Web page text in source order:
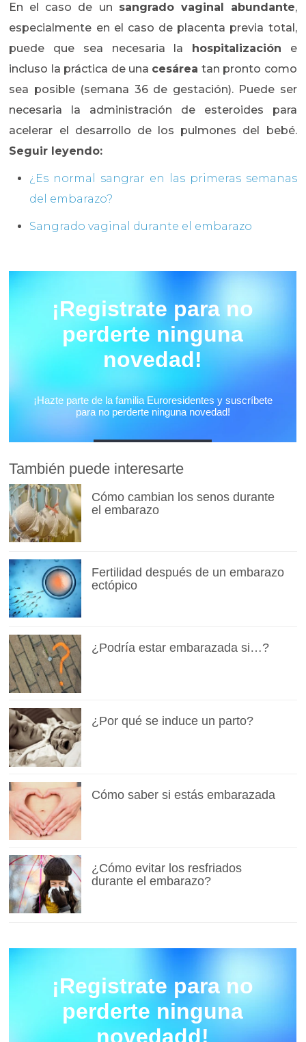
En el caso de un sangrado vaginal abundante,
especialmente en el caso de placenta previa total,
puede que sea necesaria la
hospitalización e
incluso la práctica de una cesárea tan pronto como
sea posible (semana 36 de gestación). Puede ser
necesaria la administración de esteroides para
acelerar el desarrollo de los pulmones del bebé.
Seguir leyendo:
¿Es normal sangrar en las primeras semanas
del embarazo?
Sangrado vaginal durante el embarazo
También puede interesarte
Cómo cambian los senos durante
el embarazo
Fertilidad después de un embarazo
ectópico
¿Podría estar embarazada si…?
¿Por qué se induce un parto?
Cómo saber si estás embarazada
¿Cómo evitar los resfriados
durante el embarazo?